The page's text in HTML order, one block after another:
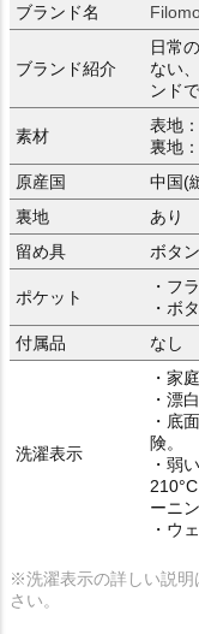
ブランド名
ブランド紹介
日常
ない
ンドで
素材
表地
裏地
原産国
中国(
裏地
あり
留め具
ボタ
ポケット
・フ
・ボ
付属品
なし
洗濯表示
・家
・漂
・底
険。
・弱
ーニ
・ウ
※洗濯表示の詳しい説明
さい。